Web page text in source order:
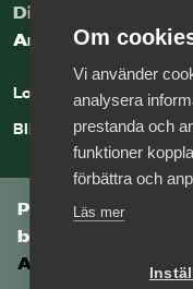
Digital
Arbetsgivarguiden
Logga in
Bli medlem
Prenumerera på
branschnyhetsbrev
Aktuell info direkt i
Om
Vi använder
analysera
prestanda och
funktioner
förbättra och
Läs mer